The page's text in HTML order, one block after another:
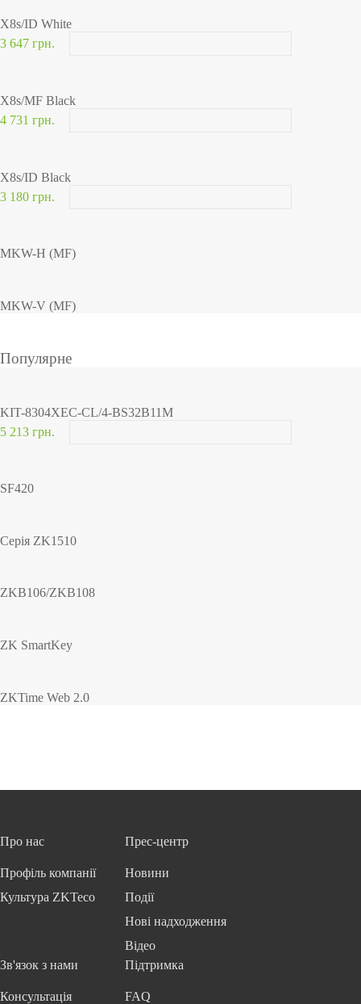
X8s/ID White
3 647 грн.
X8s/MF Black
4 731 грн.
X8s/ID Black
3 180 грн.
MKW-H (MF)
MKW-V (MF)
Популярне
KIT-8304XEC-CL/4-BS32B11M
5 213 грн.
SF420
Серія ZK1510
ZKB106/ZKB108
ZK SmartKey
ZKTime Web 2.0
Про нас
Профіль компанії
Культура ZKTeco
Прес-центр
Новини
Події
Нові надходження
Відео
Зв'язок з нами
Консультація
Підтримка
FAQ